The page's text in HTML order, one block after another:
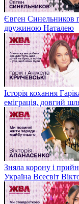
Євген Синельников
дружиною Наталею
Історія кохання
еміграція, довгий
Зняла корону і
Україна Всесвіт